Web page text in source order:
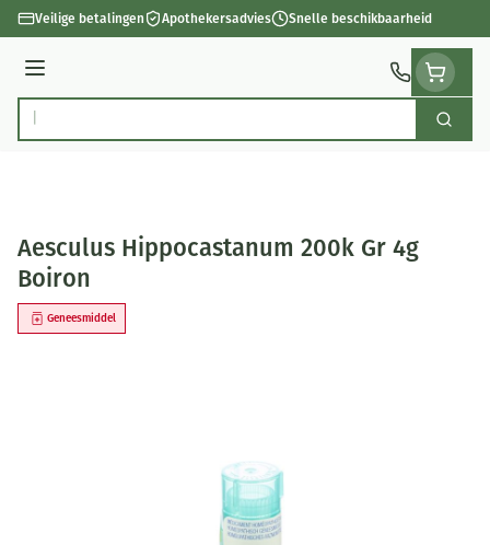
Ga naar de inhoud
Veilige betalingen Apothekersadvies Snelle beschikbaarheid
Menu
Product, merk, categorie... Zoek
Aesculus Hippocastanum 200k Gr 4g
Boiron
Geneesmiddel